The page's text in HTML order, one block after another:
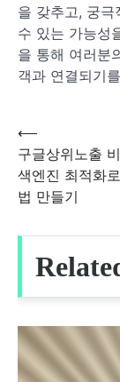
을 갖추고, 궁
수 있는 가능성
을 통해 여러분
객과 연결되기
글
탐
색
⟵
구글상위노출
색엔진 최적화
법 만들기